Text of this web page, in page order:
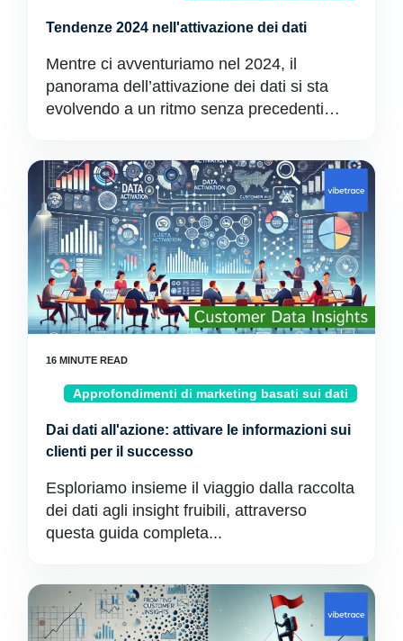
Tendenze 2024 nell'attivazione dei dati
Mentre ci avventuriamo nel 2024, il
panorama dell’attivazione dei dati si sta
evolvendo a un ritmo senza precedenti…
Approfondimenti di marketing basati sui dati
Dai dati all'azione: attivare le informazioni sui
clienti per il successo
Esploriamo insieme il viaggio dalla raccolta
dei dati agli insight fruibili, attraverso
questa guida completa...